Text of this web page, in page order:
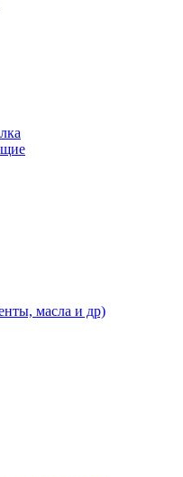
масла и др)